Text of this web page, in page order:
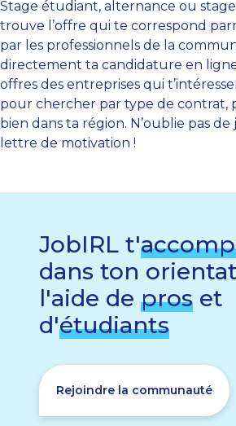
Stage étudiant, alternance ou
trouve l’offre qui te correspond
par les professionnels de la
directement ta candidature en
offres des entreprises qui
pour chercher par type de contrat,
bien dans ta région. N’oublie pas
lettre de motivation !
JobIRL t'
dans ton
l'aide de pros et
d'étudiants
Rejoindre la communauté